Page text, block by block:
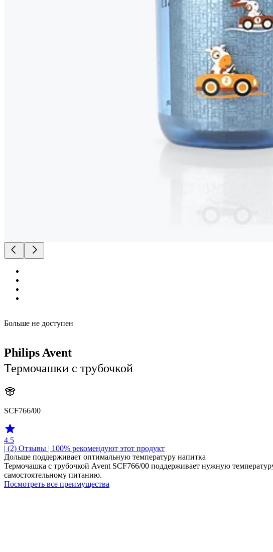
Больше не доступен
Philips Avent
Термочашки с трубочкой
SCF766/00
4.5
| (2) Отзывы | 100% рекомендуют этот продукт
Дольше поддерживает оптимальную температуру напитка
Термочашка с трубочкой Avent SCF766/00 поддерживает нужную
самостоятельному питанию.
Посмотреть все преимущества